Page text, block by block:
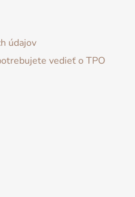
údajov
vedieť o TPO